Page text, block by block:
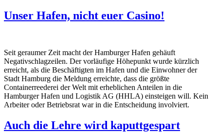
Unser Hafen, nicht euer Casino!
Seit geraumer Zeit macht der Hamburger Hafen gehäuft
Negativschlagzeilen. Der vorläufige Höhepunkt wurde kürzlich
erreicht, als die Beschäftigten im Hafen und die Einwohner der
Stadt Hamburg die Meldung erreichte, dass die größte
Containerreederei der Welt mit erheblichen Anteilen in die
Hamburger Hafen und Logistik AG (HHLA) einsteigen will. Kein
Arbeiter oder Betriebsrat war in die Entscheidung involviert.
Auch die Lehre wird kaputtgespart